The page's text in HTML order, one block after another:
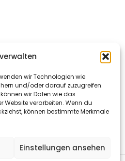
wir Technologien wie
und/oder darauf zuzugreifen.
wir Daten wie das
Website verarbeiten. Wenn du
können bestimmte Merkmale
Einstellungen ansehen